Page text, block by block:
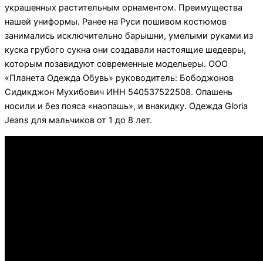
украшенных растительным орнаментом. Преимущества
нашей униформы. Ранее на Руси пошивом костюмов
занимались исключительно барышни, умелыми руками из
куска грубого сукна они создавали настоящие шедевры,
которым позавидуют современные модельеры. ООО
«Планета Одежда Обувь» руководитель: Бободжонов
Сидикджон Мухибович ИНН 540537522508. Опашень
носили и без пояса «наопашь», и внакидку. Одежда Gloria
Jeans для мальчиков от 1 до 8 лет.